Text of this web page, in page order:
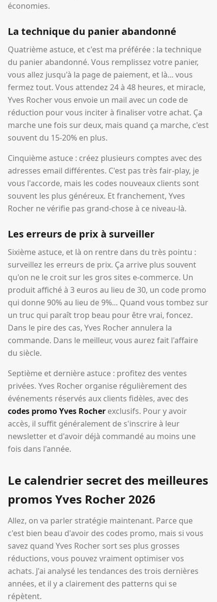
économies.
La technique du panier abandonné
Quatrième astuce, et c'est ma préférée : la technique
du panier abandonné. Vous remplissez votre panier,
vous allez jusqu'à la page de paiement, et là... vous
fermez tout. Vous attendez 24 à 48 heures, et miracle,
Yves Rocher vous envoie un mail avec un code de
réduction pour vous inciter à finaliser votre achat. Ça
marche une fois sur deux, mais quand ça marche, c'est
souvent du 15-20% en plus.
Cinquième astuce : créez plusieurs comptes avec des
adresses email différentes. C'est pas très fair-play, je
vous l'accorde, mais les codes nouveaux clients sont
souvent les plus généreux. Et franchement, Yves
Rocher ne vérifie pas grand-chose à ce niveau-là.
Les erreurs de prix à surveiller
Sixième astuce, et là on rentre dans du très pointu :
surveillez les erreurs de prix. Ça arrive plus souvent
qu'on ne le croit sur les gros sites e-commerce. Un
produit affiché à 3 euros au lieu de 30, un code promo
qui donne 90% au lieu de 9%... Quand vous tombez sur
un truc qui paraît trop beau pour être vrai, foncez.
Dans le pire des cas, Yves Rocher annulera la
commande. Dans le meilleur, vous aurez fait l'affaire
du siècle.
Septième et dernière astuce : profitez des ventes
privées. Yves Rocher organise régulièrement des
événements réservés aux clients fidèles, avec des
codes promo Yves Rocher exclusifs. Pour y avoir
accès, il suffit généralement de s'inscrire à leur
newsletter et d'avoir déjà commandé au moins une
fois dans l'année.
Le calendrier secret des meilleures
promos Yves Rocher 2026
Allez, on va parler stratégie maintenant. Parce que
c'est bien beau d'avoir des codes promo, mais si vous
savez quand Yves Rocher sort ses plus grosses
réductions, vous pouvez vraiment optimiser vos
achats. J'ai analysé les tendances des trois dernières
années, et il y a clairement des patterns qui se
répètent.